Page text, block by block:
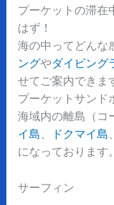
プーケットの滞在
はず！
海の中ってどんな
ングやダイビング
せてご案内できま
プーケットサンド
海域内の離島（コ
イ島、 ドクマイ島
になっております。
サーフィン